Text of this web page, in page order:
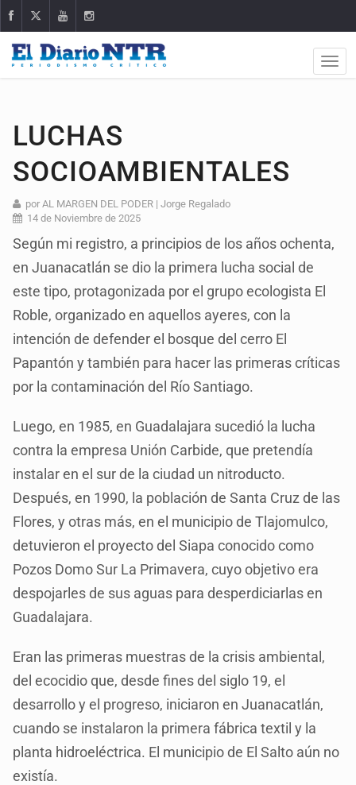
LUCHAS
SOCIOAMBIENTALES
por AL MARGEN DEL PODER | Jorge Regalado
14 de Noviembre de 2025
Según mi registro, a principios de los años ochenta,
en Juanacatlán se dio la primera lucha social de
este tipo, protagonizada por el grupo ecologista El
Roble, organizado en aquellos ayeres, con la
intención de defender el bosque del cerro El
Papantón y también para hacer las primeras críticas
por la contaminación del Río Santiago.
Luego, en 1985, en Guadalajara sucedió la lucha
contra la empresa Unión Carbide, que pretendía
instalar en el sur de la ciudad un nitroducto.
Después, en 1990, la población de Santa Cruz de las
Flores, y otras más, en el municipio de Tlajomulco,
detuvieron el proyecto del Siapa conocido como
Pozos Domo Sur La Primavera, cuyo objetivo era
despojarles de sus aguas para desperdiciarlas en
Guadalajara.
Eran las primeras muestras de la crisis ambiental,
del ecocidio que, desde fines del siglo 19, el
desarrollo y el progreso, iniciaron en Juanacatlán,
cuando se instalaron la primera fábrica textil y la
planta hidroeléctrica. El municipio de El Salto aún no
existía.